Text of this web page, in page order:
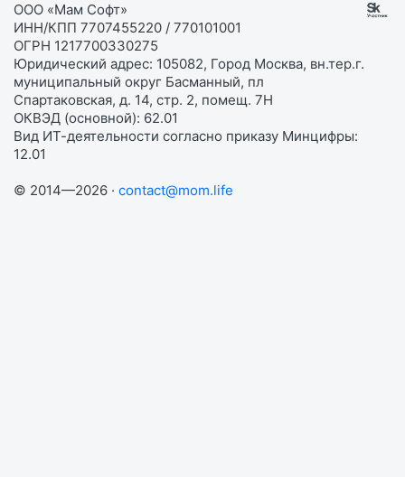
ООО «Мам Софт»
ИНН/КПП 7707455220 / 770101001
ОГРН 1217700330275
Юридический адрес: 105082, Город Москва, вн.тер.г.
муниципальный округ Басманный, пл
Спартаковская, д. 14, стр. 2, помещ. 7Н
ОКВЭД (основной): 62.01
Вид ИТ-деятельности согласно приказу Минцифры:
12.01
© 2014—2026 · contact@mom.life